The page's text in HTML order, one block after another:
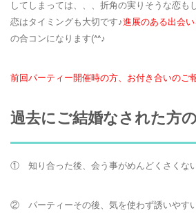
してしまっては、、、折角の実りそうな恋も
恋はタイミングも大切です♪進展のある出会
の合コンになります(^^♪
前回パーティー開催時の方、お付き合いのご
過去にご結婚なされた方
① 知り合った後、会う事がめんどくさくない
② パーティーその後、気を使わず誘いやすい